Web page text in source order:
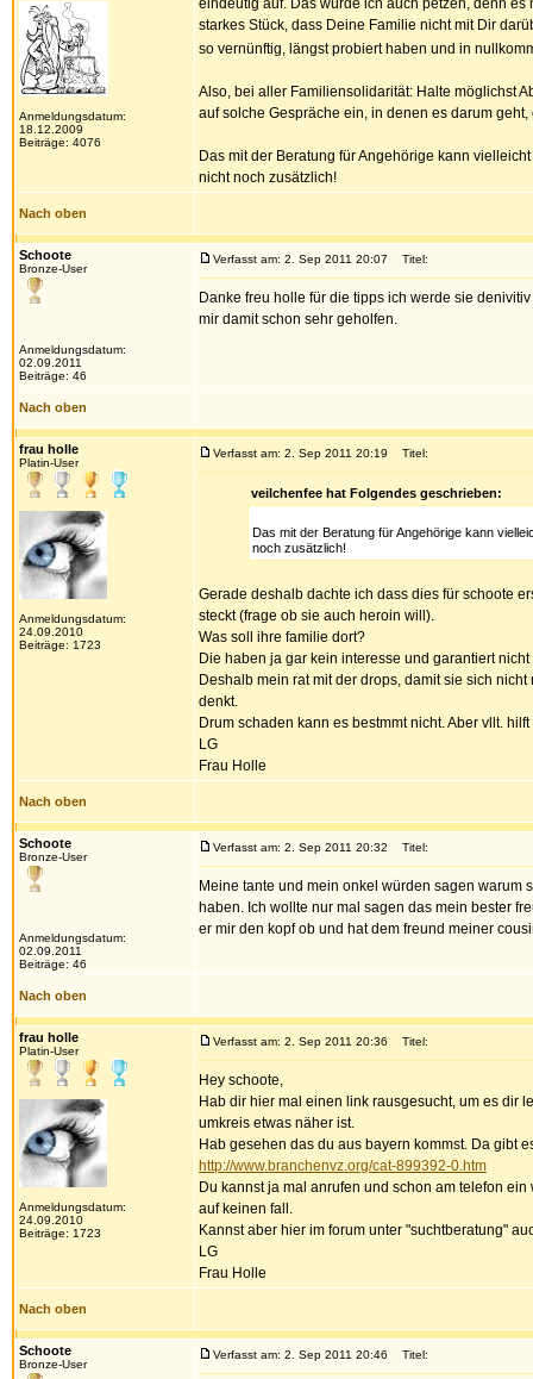
Anmeldungsdatum:
18.12.2009
Beiträge: 4076
eindeutig auf. Das würde ich auch petzen, denn
starkes Stück, dass Deine Familie nicht mit Dir
so vernünftig, längst probiert haben und in
Also, bei aller Familiensolidarität: Halte möglichst
auf solche Gespräche ein, in denen es darum
Das mit der Beratung für Angehörige kann
nicht noch zusätzlich!
Nach oben
Schoote
Bronze-User
Anmeldungsdatum:
02.09.2011
Beiträge: 46
Verfasst am: 2. Sep 2011 20:07 Titel:
Danke freu holle für die tipps ich werde sie
mir damit schon sehr geholfen.
Nach oben
frau holle
Platin-User
Anmeldungsdatum:
24.09.2010
Beiträge: 1723
Verfasst am: 2. Sep 2011 20:19 Titel:
veilchenfee hat Folgendes geschrieben:
Das mit der Beratung für Angehörige kann
noch zusätzlich!
Gerade deshalb dachte ich dass dies für schoote
steckt (frage ob sie auch heroin will).
Was soll ihre familie dort?
Die haben ja gar kein interesse und garantiert
Deshalb mein rat mit der drops, damit sie sich
denkt.
Drum schaden kann es bestmmt nicht. Aber vllt.
LG
Frau Holle
Nach oben
Schoote
Bronze-User
Anmeldungsdatum:
02.09.2011
Beiträge: 46
Verfasst am: 2. Sep 2011 20:32 Titel:
Meine tante und mein onkel würden sagen warum
haben. Ich wollte nur mal sagen das mein bester
er mir den kopf ob und hat dem freund meiner
Nach oben
frau holle
Platin-User
Anmeldungsdatum:
24.09.2010
Beiträge: 1723
Verfasst am: 2. Sep 2011 20:36 Titel:
Hey schoote,
Hab dir hier mal einen link rausgesucht, um es dir
umkreis etwas näher ist.
Hab gesehen das du aus bayern kommst. Da gibt
http://www.branchenvz.org/cat-899392-0.htm
Du kannst ja mal anrufen und schon am telefon
auf keinen fall.
Kannst aber hier im forum unter "suchtberatung"
LG
Frau Holle
Nach oben
Schoote
Bronze-User
Verfasst am: 2. Sep 2011 20:46 Titel: